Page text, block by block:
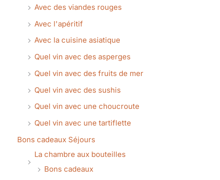
Avec des viandes rouges
Avec l'apéritif
Avec la cuisine asiatique
Quel vin avec des asperges
Quel vin avec des fruits de mer
Quel vin avec des sushis
Quel vin avec une choucroute
Quel vin avec une tartiflette
Bons cadeaux Séjours
La chambre aux bouteilles
Bons cadeaux